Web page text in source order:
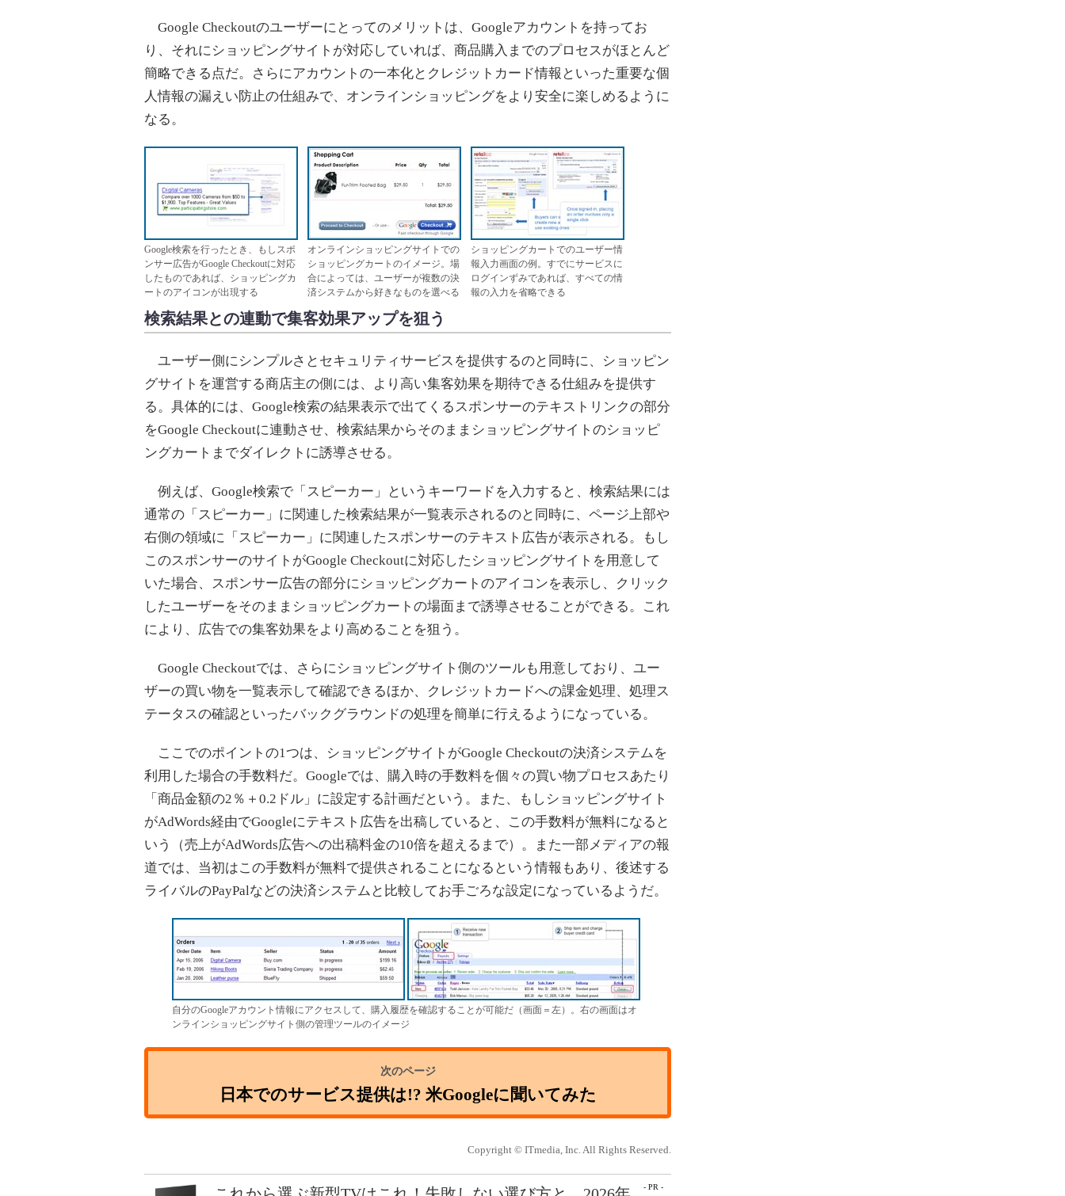
Google Checkoutのユーザーにとってのメリットは、Googleアカウントを持ってお
り、それにショッピングサイトが対応していれば、商品購入までのプロセスがほとんど
簡略できる点だ。さらにアカウントの一本化とクレジットカード情報といった重要な個
人情報の漏えい防止の仕組みで、オンラインショッピングをより安全に楽しめるように
なる。
Google検索を行ったとき、もしスポ
ンサー広告がGoogle Checkoutに対応
したものであれば、ショッピングカ
ートのアイコンが出現する
オンラインショッピングサイトでの
ショッピングカートのイメージ。場
合によっては、ユーザーが複数の決
済システムから好きなものを選べる
ショッピングカートでのユーザー情
報入力画面の例。すでにサービスに
ログインずみであれば、すべての情
報の入力を省略できる
検索結果との連動で集客効果アップを狙う
ユーザー側にシンプルさとセキュリティサービスを提供するのと同時に、ショッピン
グサイトを運営する商店主の側には、より高い集客効果を期待できる仕組みを提供す
る。具体的には、Google検索の結果表示で出てくるスポンサーのテキストリンクの部分
をGoogle Checkoutに連動させ、検索結果からそのままショッピングサイトのショッピ
ングカートまでダイレクトに誘導させる。
例えば、Google検索で「スピーカー」というキーワードを入力すると、検索結果には
通常の「スピーカー」に関連した検索結果が一覧表示されるのと同時に、ページ上部や
右側の領域に「スピーカー」に関連したスポンサーのテキスト広告が表示される。もし
このスポンサーのサイトがGoogle Checkoutに対応したショッピングサイトを用意して
いた場合、スポンサー広告の部分にショッピングカートのアイコンを表示し、クリック
したユーザーをそのままショッピングカートの場面まで誘導させることができる。これ
により、広告での集客効果をより高めることを狙う。
Google Checkoutでは、さらにショッピングサイト側のツールも用意しており、ユー
ザーの買い物を一覧表示して確認できるほか、クレジットカードへの課金処理、処理ス
テータスの確認といったバックグラウンドの処理を簡単に行えるようになっている。
ここでのポイントの1つは、ショッピングサイトがGoogle Checkoutの決済システムを
利用した場合の手数料だ。Googleでは、購入時の手数料を個々の買い物プロセスあたり
「商品金額の2％＋0.2ドル」に設定する計画だという。また、もしショッピングサイト
がAdWords経由でGoogleにテキスト広告を出稿していると、この手数料が無料になると
いう（売上がAdWords広告への出稿料金の10倍を超えるまで）。また一部メディアの報
道では、当初はこの手数料が無料で提供されることになるという情報もあり、後述する
ライバルのPayPalなどの決済システムと比較してお手ごろな設定になっているようだ。
自分のGoogleアカウント情報にアクセスして、購入履歴を確認することが可能だ（画面＝左）。右の画面はオ
ンラインショッピングサイト側の管理ツールのイメージ
日本でのサービス提供は!? 米Googleに聞いてみた
Copyright © ITmedia, Inc. All Rights Reserved.
- PR -